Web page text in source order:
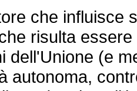
che influisce
risulta
dell'Unione (e
autonoma,